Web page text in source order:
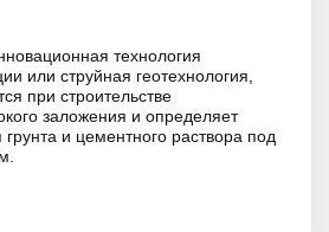
технология
или струйная геотехнология,
при строительстве
заложения и определяет
и цементного раствора под